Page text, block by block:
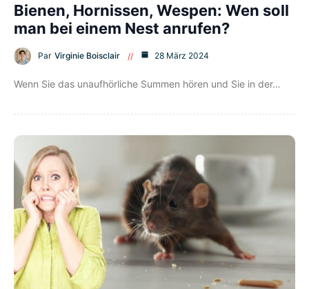
Bienen, Hornissen, Wespen: Wen soll
man bei einem Nest anrufen?
Par Virginie Boisclair 28 März 2024
Wenn Sie das unaufhörliche Summen hören und Sie in der…